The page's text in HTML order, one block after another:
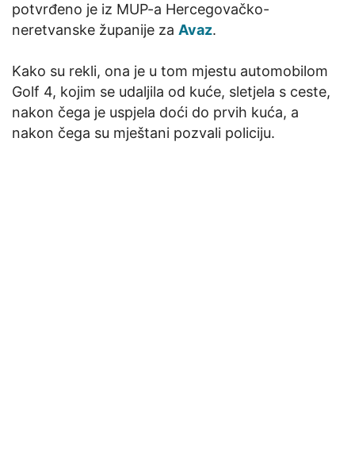
potvrđeno je iz MUP-a Hercegovačko-
neretvanske županije za Avaz.
Kako su rekli, ona je u tom mjestu automobilom
Golf 4, kojim se udaljila od kuće, sletjela s ceste,
nakon čega je uspjela doći do prvih kuća, a
nakon čega su mještani pozvali policiju.